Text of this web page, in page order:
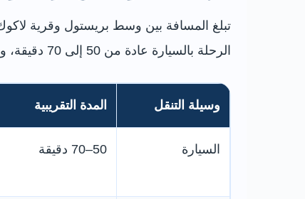
الرحلة بالسيارة عادة من 50 إلى 70 دقيقة، وقد تزيد في ساعات الازدحام أو عند وجود أعمال على الطريق.
وسيلة التنقل المدة التقريبية
السيارة 50–70 دقيقة